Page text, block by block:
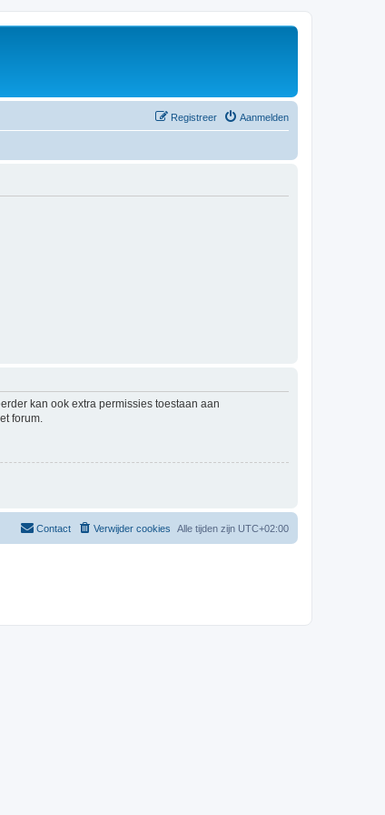
Aanmelden
Registreer
kan ook extra permissies toestaan aan
forum.
Alle tijden zijn UTC+02:00
Verwijder cookies
Contact